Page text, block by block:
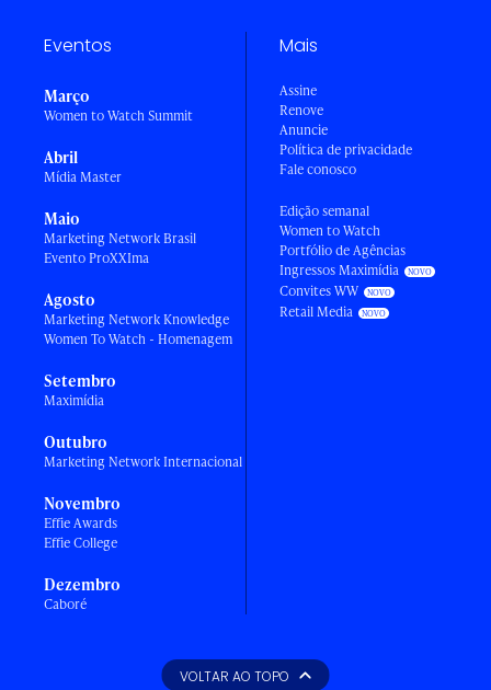
Eventos
Março
Women to Watch Summit
Abril
Mídia Master
Maio
Marketing Network Brasil
Evento ProXXIma
Agosto
Marketing Network Knowledge
Women To Watch - Homenagem
Setembro
Maximídia
Outubro
Marketing Network Internacional
Novembro
Effie Awards
Effie College
Dezembro
Caboré
Mais
Assine
Renove
Anuncie
Política de privacidade
Fale conosco
Edição semanal
Women to Watch
Portfólio de Agências
Ingressos Maximídia
Convites WW
Retail Media
VOLTAR AO TOPO